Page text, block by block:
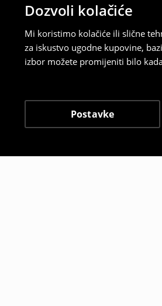
Dozvoli kolačiće
Mi koristimo kolačiće ili slične
za iskustvo ugodne kupovine,
izbor možete promijeniti bilo
Postavke